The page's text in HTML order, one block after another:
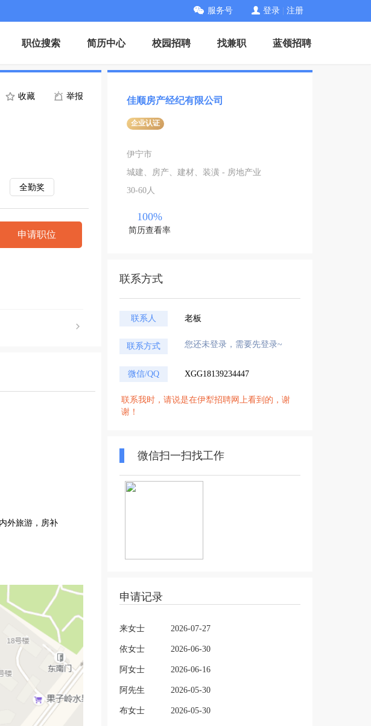
服务号 登录 注册
职位搜索 简历中心 校园招聘 找兼职 蓝领招聘
收藏 举报
全勤奖
申请职位
外旅游，房补
佳顺房产经纪有限公司
企业认证
伊宁市
城建、房产、建材、装潢 - 房地产业
30-60人
100%
简历查看率
联系方式
联系人 老板
联系方式 您还未登录，需要先登录~
微信/QQ XGG18139234447
联系我时，请说是在伊犁招聘网上看到的，谢
谢！
微信扫一扫找工作
申请记录
来女士 2026-07-27
依女士 2026-06-30
阿女士 2026-06-16
阿先生 2026-05-30
布女士 2026-05-30